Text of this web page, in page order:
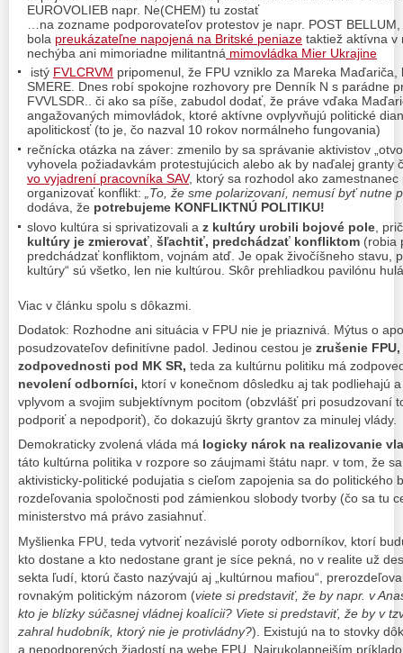
EUROVOLIEB napr. Ne(CHEM) tu zostať
…na zozname podporovateľov protestov je napr. POST
bola preukázateľne napojená na Britské peniaze taktiež aktívna v
nechýba ani mimoriadne militantná mimovládka Mier Ukrajine
istý FVLCRVM pripomenul, že FPU vzniklo za Mareka Maďariča,
SMERE. Dnes robí spokojne rozhovory pre Denník N s parádne
FVVLSDR.. či ako sa píše, zabudol dodať, že práve vďaka
angažovaných mimovládok, ktoré aktívne ovplyvňujú politické
apolitickosť (to je, čo nazval 10 rokov normálneho fungovania)
rečnícka otázka na záver: zmenilo by sa správanie aktivistov
vyhovela požiadavkám protestujúcich alebo ak by naďalej granty
vo vyjadrení pracovníka SAV, ktorý sa rozhodol ako
organizovať konflikt:
„To, že sme polarizovaní, nemusí byť nutne
dodáva, že potrebujeme KONFLIKTNÚ POLITIKU!
slovo kultúra si sprivatizovali a z kultúry urobili bojové pole ,
kultúry je zmierovať šľachtiť, predchádzať konfliktom (robia
predchádzať konfliktom, vojnám atď. Je opak živočíšneho stavu,
kultúry“ sú všetko, len nie kultúrou. Skôr prehliadkou pavilónu
Viac v článku spolu s dôkazmi.
Dodatok: Rozhodne ani situácia v FPU nie je priaznivá. Mýtus o
posudzovateľov definitívne padol. Jedinou cestou je zrušenie
zodpovednosti pod MK SR, teda za kultúrnu politiku má
nevolení odborníci, ktorí v konečnom dôsledku aj tak podliehajú
vplyvom a svojim subjektívnym pocitom (obzvlášť pri posudzovaní
podporiť a nepodporiť), čo dokazujú škrty grantov za minulej vlády.
Demokraticky zvolená vláda má logicky nárok na realizovanie
táto kultúrna politika v rozpore so záujmami štátu napr. v tom, že
aktivisticky-politické podujatia s cieľom zapojenia sa do politického
rozdeľovania spoločnosti pod zámienkou slobody tvorby (čo sa tu
ministerstvo má právo zasiahnuť.
Myšlienka FPU, teda vytvoriť nezávislé poroty odborníkov, ktorí
kto dostane a kto nedostane grant je síce pekná, no v realite už
sekta ľudí, ktorú často nazývajú aj „kultúrnou mafiou“,
rovnakým politickým názorom (viete si predstaviť, že by napr. v
kto je blízky súčasnej vládnej koalícii? Viete si predstaviť, že by v
zahral hudobník, ktorý nie je protivládny?). Existujú na to stovky
a nepodporených žiadostí na webe FPU. Najrukolapnejším